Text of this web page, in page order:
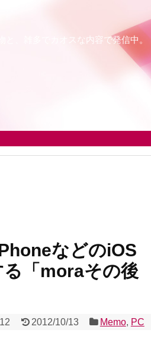
、雑多でカオスな内容で発信中。
などのiOS
「moraその後
2012/10/13 Memo, PC